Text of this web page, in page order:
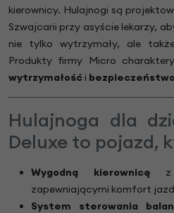
kierownicy. Hulajnogi są
Szwajcarii przy asyście lekarzy,
nie tylko wytrzymały, ale
Produkty firmy Micro
wytrzymałość i bezpieczeństwo
Hulajnoga dla
Deluxe to pojazd,
Wygodną kierownicę z
zapewniającymi komfort
System sterowania